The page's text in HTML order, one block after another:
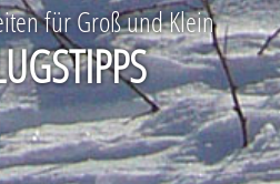
für Groß und Klein